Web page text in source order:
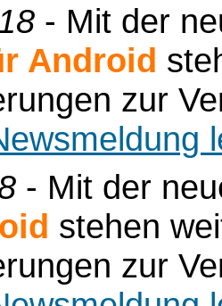
- Mit der
Android
zur
- Mit der
stehen
zur